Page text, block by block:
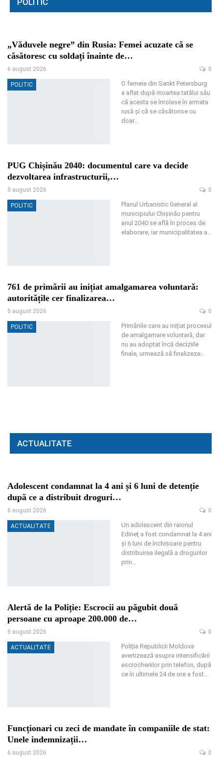
POLITIC
„Văduvele negre” din Rusia: Femei acuzate că se
căsătoresc cu soldați înainte de…
6 august 2026 0
POLITIC
O femeie din Sankt Petersburg
a aflat după moartea tatălui său
că acesta se înrolase în armata
rusă și că se căsătorise cu
doar…
PUG Chișinău 2040: documentul care va decide
dezvoltarea infrastructurii,…
5 august 2026 0
POLITIC
Planul Urbanistic General al
municipiului Chișinău pentru
anul 2040 se află în proces de
elaborare, iar municipalitatea a…
761 de primării au inițiat amalgamarea voluntară:
autoritățile cer finalizarea…
5 august 2026 0
POLITIC
Primăriile care au inițiat procesul
de amalgamare voluntară, dar
nu au adoptat încă deciziile
finale, urmează să finalizeze
ACTUALITATE
Adolescent condamnat la 4 ani și 6 luni de detenție
după ce a distribuit droguri…
6 august 2026 0
ACTUALITATE
Un adolescent din raionul
Edineț a fost condamnat la 4 ani
și 6 luni de închisoare pentru
distribuirea ilegală a drogurilor
prin…
Alertă de la Poliție: Escrocii au păgubit două
persoane cu aproape 200.000 de…
6 august 2026 0
ACTUALITATE
Poliția Republicii Moldova
avertizează asupra intensificării
escrocheriilor prin telefon, după
ce în ultimele 24 de ore a fost
Funcționari cu zeci de mandate în companiile de stat:
Unele indemnizații…
6 august 2026 0